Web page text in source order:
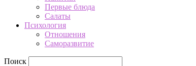
Первые блюда
Салаты
Психология
Отношения
Саморазвитие
Поиск